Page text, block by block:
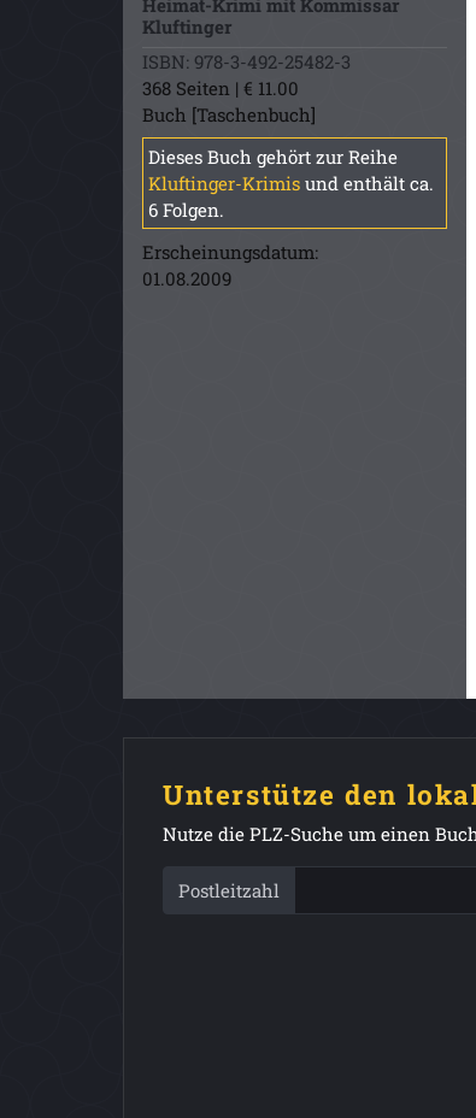
Kluftinger
ISBN: 978-3-492-25482-3
368 Seiten | € 11.00
Buch [Taschenbuch]
Dieses Buch gehört zur Reihe
Kluftinger-Krimis und enthält ca.
6 Folgen.
Erscheinungsdatum:
01.08.2009
Unterstütze den
Nutze die PLZ-Suche um einen
Postleitzahl